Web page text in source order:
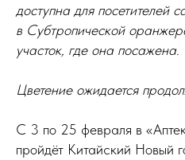
доступна для посетителей
в Субтропической
участок, где она посажена.
Цветение ожидается
С 3 по 25 февраля в
пройдёт Китайский Новый